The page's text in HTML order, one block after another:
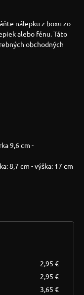
nálepku z boxu zo
alebo fénu. Táto
obchodných
9,6 cm -
8,7 cm - výška: 17 cm
2,95 €
2,95 €
3,65 €